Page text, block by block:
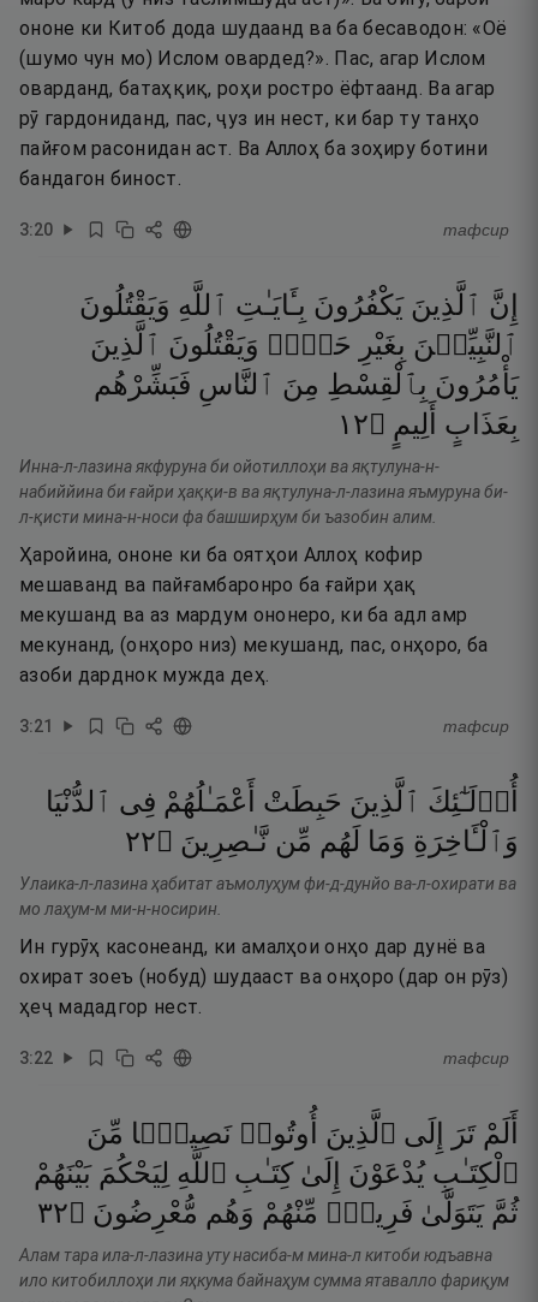
ононе ки Китоб дода шудаанд ва ба бесаводон: «Оё
(шумо чун мо) Ислом овардед?». Пас, агар Ислом
оварданд, батаҳқиқ, роҳи ростро ёфтаанд. Ва агар
рӯ гардониданд, пас, ҷуз ин нест, ки бар ту танҳо
пайғом расонидан аст. Ва Аллоҳ ба зоҳиру ботини
бандагон биност.
3:20 тафсир
إِنَّ ٱلَّذِينَ يَكْفُرُونَ بِـَٔايَـٰتِ ٱللَّهِ وَيَقْتُلُونَ
ٱلنَّبِيِّـۧنَ بِغَيْرِ حَقٍّۢ وَيَقْتُلُونَ ٱلَّذِينَ
يَأْمُرُونَ بِٱلْقِسْطِ مِنَ ٱلنَّاسِ فَبَشِّرْهُم
بِعَذَابٍ
أَلِيمٍ ۝٢١
Инна-л-лазина якфуруна би ойотиллоҳи ва яқтулуна-н-
набиййина би ғайри ҳаққи-в ва яқтулуна-л-лазина яъмуруна би-
л-қисти мина-н-носи фа башширҳум би ъазобин алим.
Ҳаройина, ононе ки ба оятҳои Аллоҳ кофир
мешаванд ва пайғамбаронро ба ғайри ҳақ
мекушанд ва аз мардум ононеро, ки ба адл амр
мекунанд, (онҳоро низ) мекушанд, пас, онҳоро, ба
азоби дарднок мужда деҳ.
3:21 тафсир
أُو۟لَـٰٓئِكَ ٱلَّذِينَ حَبِطَتْ أَعْمَـٰلُهُمْ فِى ٱلدُّنْيَا
وَٱلْـَٔاخِرَةِ وَمَا لَهُم مِّن نَّـٰصِرِينَ ۝٢٢
Улаика-л-лазина ҳабитат аъмолуҳум фи-д-дунйо ва-л-охирати ва
мо лаҳум-м ми-н-носирин.
Ин гурӯҳ касонеанд, ки амалҳои онҳо дар дунё ва
охират зоеъ (нобуд) шудааст ва онҳоро (дар он рӯз)
ҳеҷ мададгор нест.
3:22 тафсир
أَلَمْ تَرَ إِلَى ٱلَّذِينَ أُوتُوا۟ نَصِيبًۭا مِّنَ
ٱلْكِتَـٰبِ يُدْعَوْنَ إِلَىٰ كِتَـٰبِ ٱللَّهِ لِيَحْكُمَ بَيْنَهُمْ
ثُمَّ يَتَوَلَّىٰ فَرِيقٌۭ مِّنْهُمْ وَهُم مُّعْرِضُونَ ۝٢٣
Алам тара ила-л-лазина уту насиба-м мина-л китоби юдъавна
ило китобиллоҳи ли яҳкума байнаҳум сумма ятавалло фариқум